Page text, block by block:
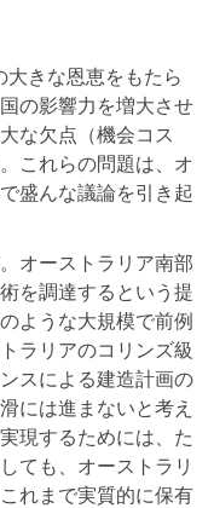
きな恩恵をもたら
の影響力を増大させ
な欠点（機会コス
これらの問題は、オ
盛んな議論を引き起
オーストラリア南部
を調達するという提
ような大規模で前例
ラリアのコリンズ級
スによる建造計画の
には進まないと考え
現するためには、た
ても、オーストラリ
れまで実質的に保有